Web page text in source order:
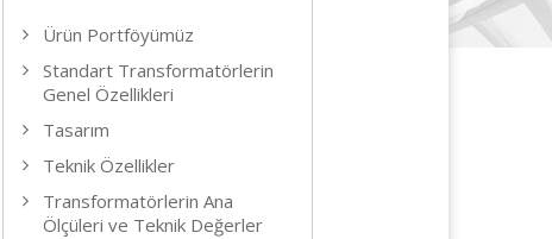
Ürün Portföyümüz
Standart Transformatörlerin
Genel Özellikleri
Tasarım
Teknik Özellikler
Transformatörlerin Ana
Ölçüleri ve Teknik Değerler